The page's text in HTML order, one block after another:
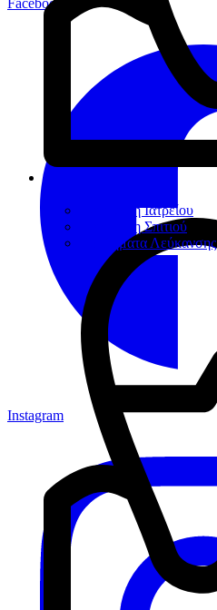
Λεύκανση Ιατρείου
Λεύκανση Σπιτιού
Βοηθήματα Λεύκανσης
Facebook
Instagram